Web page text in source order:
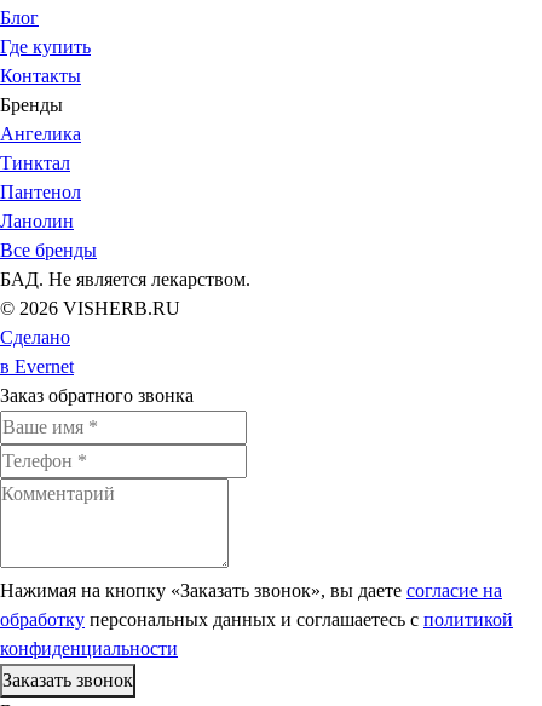
Блог
Где купить
Контакты
Бренды
Ангелика
Тинктал
Пантенол
Ланолин
Все бренды
БАД. Не является лекарством.
© 2026 VISHERB.RU
Сделано
в Evernet
Заказ обратного звонка
Нажимая на кнопку «Заказать звонок», вы даете согласие на
обработку персональных данных и соглашаетесь c политикой
конфиденциальности